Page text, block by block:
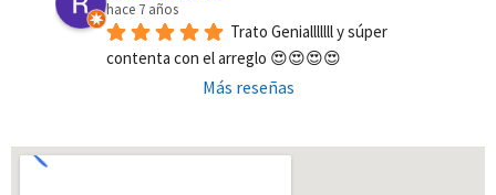
hace 7 años
Trato Genialllllll y súper
contenta con el arreglo 😍😍😍😍
Más reseñas